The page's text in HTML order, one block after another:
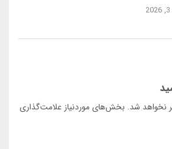
نخواهد شد. بخش‌های موردنیاز علامت‌گذاری